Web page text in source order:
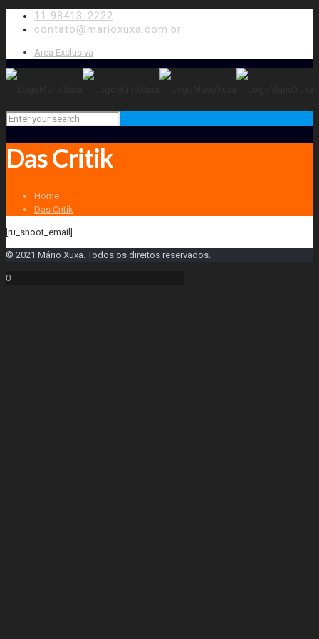
11 98413-2222
contato@marioxuxa.com.br
Área Exclusiva
Das Critik
Home
Das Critik
[ru_shoot_email]
© 2021 Mário Xuxa. Todos os direitos reservados.
0